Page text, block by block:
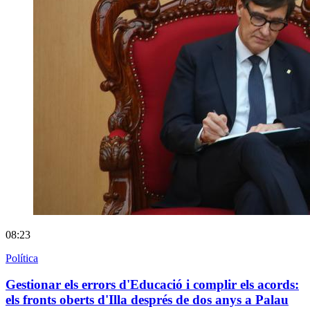
08:23
Política
Gestionar els errors d'Educació i complir els acords:
els fronts oberts d'Illa després de dos anys a Palau